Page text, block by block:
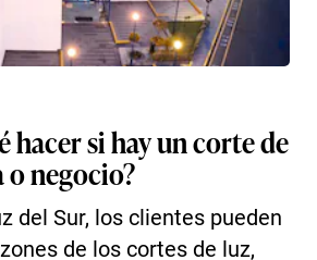
hacer si hay un corte de
o negocio?
del Sur, los clientes pueden
de los cortes de luz,